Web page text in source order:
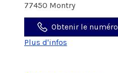
77450 Montry
Obtenir le numéro
Plus d'infos